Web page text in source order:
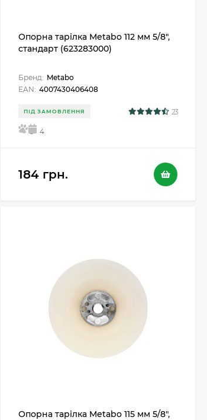
Опорна тарілка Metabo 112 мм 5/8",
стандарт (623283000)
Бренд: Metabo
EAN: 4007430406408
ПІД ЗАМОВЛЕННЯ 23
5 4
184 грн.
Опорна тарілка Metabo 115 мм 5/8",